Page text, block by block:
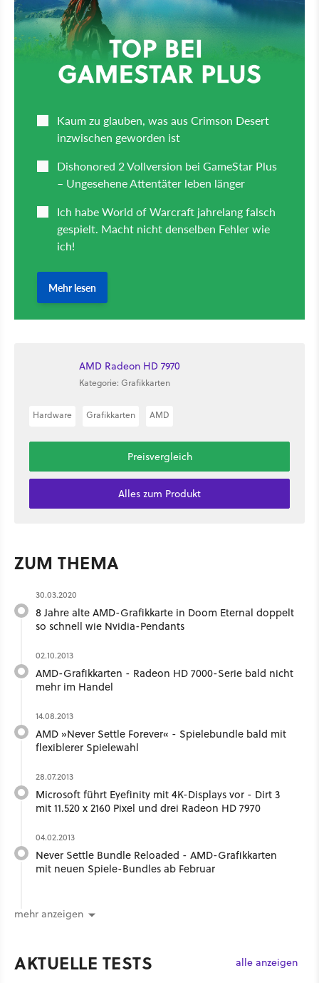
AMD Radeon HD 7970
Kategorie: Grafikkarten
Hardware Grafikkarten AMD
Preisvergleich
Alles zum Produkt
ZUM THEMA
30.03.2020
8 Jahre alte AMD-Grafikkarte in Doom Eternal doppelt
so schnell wie Nvidia-Pendants
02.10.2013
AMD-Grafikkarten - Radeon HD 7000-Serie bald nicht
mehr im Handel
14.08.2013
AMD »Never Settle Forever« - Spielebundle bald mit
flexiblerer Spielewahl
28.07.2013
Microsoft führt Eyefinity mit 4K-Displays vor - Dirt 3
mit 11.520 x 2160 Pixel und drei Radeon HD 7970
04.02.2013
Never Settle Bundle Reloaded - AMD-Grafikkarten
mit neuen Spiele-Bundles ab Februar
mehr anzeigen
AKTUELLE TESTS alle anzeigen